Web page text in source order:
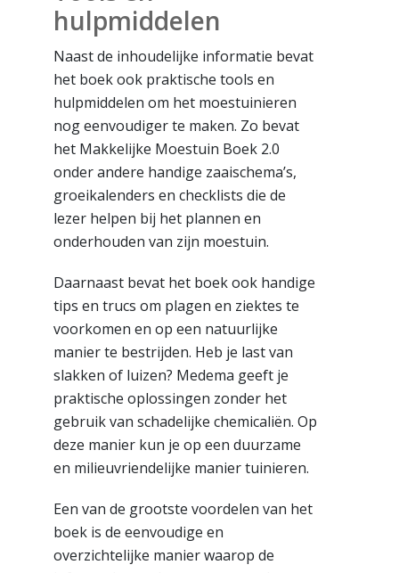
hulpmiddelen
Naast de inhoudelijke informatie bevat
het boek ook praktische tools en
hulpmiddelen om het moestuinieren
nog eenvoudiger te maken. Zo bevat
het Makkelijke Moestuin Boek 2.0
onder andere handige zaaischema’s,
groeikalenders en checklists die de
lezer helpen bij het plannen en
onderhouden van zijn moestuin.
Daarnaast bevat het boek ook handige
tips en trucs om plagen en ziektes te
voorkomen en op een natuurlijke
manier te bestrijden. Heb je last van
slakken of luizen? Medema geeft je
praktische oplossingen zonder het
gebruik van schadelijke chemicaliën. Op
deze manier kun je op een duurzame
en milieuvriendelijke manier tuinieren.
Een van de grootste voordelen van het
boek is de eenvoudige en
overzichtelijke manier waarop de